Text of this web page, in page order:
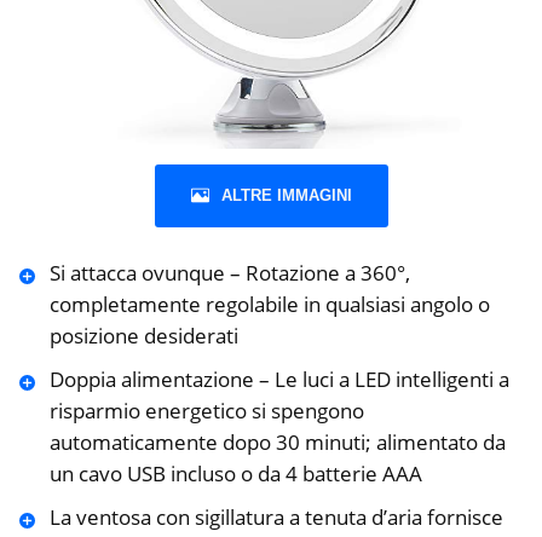
ALTRE IMMAGINI
Si attacca ovunque – Rotazione a 360°,
completamente regolabile in qualsiasi angolo o
posizione desiderati
Doppia alimentazione – Le luci a LED intelligenti a
risparmio energetico si spengono
automaticamente dopo 30 minuti; alimentato da
un cavo USB incluso o da 4 batterie AAA
La ventosa con sigillatura a tenuta d’aria fornisce